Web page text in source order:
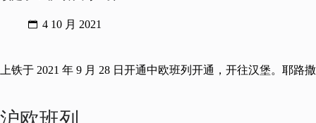
4 10 月 2021
上铁于 2021 年 9 月 28 日开通中欧班列开通，开往汉堡。耶路